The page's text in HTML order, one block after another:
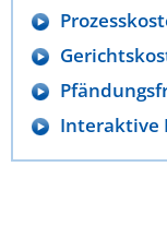
Interaktive